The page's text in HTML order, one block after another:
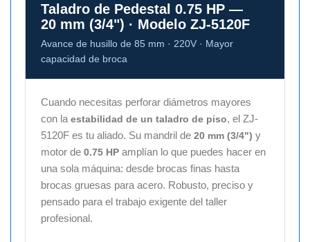
Taladro de Pedestal 0.75 HP —
20 mm (3/4") · Modelo ZJ-5120F
Avance de husillo de 85 mm · 220V · Mayor
capacidad de broca
Cuando necesitas perforar diámetros mayores
con la estabilidad de un taladro de piso, el ZJ-
5120F es tu aliado. Su mandril de 20 mm (3/4") y
motor de 0.75 HP amplían lo que puedes hacer en
una sola máquina: desde brocas finas hasta
brocas gruesas para acero. Robusto, preciso y
pensado para el trabajo exigente del taller
profesional.